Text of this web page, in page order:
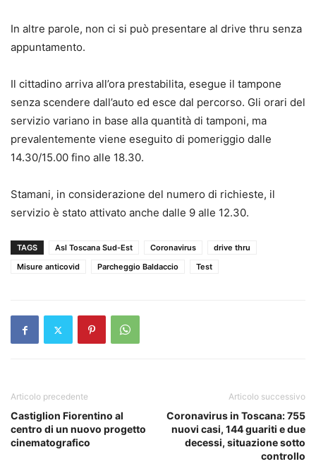
In altre parole, non ci si può presentare al drive thru senza
appuntamento.
Il cittadino arriva all’ora prestabilita, esegue il tampone
senza scendere dall’auto ed esce dal percorso. Gli orari del
servizio variano in base alla quantità di tamponi, ma
prevalentemente viene eseguito di pomeriggio dalle
14.30/15.00 fino alle 18.30.
Stamani, in considerazione del numero di richieste, il
servizio è stato attivato anche dalle 9 alle 12.30.
TAGS Asl Toscana Sud-Est Coronavirus
drive thru
Misure anticovid
Parcheggio Baldaccio Test
Articolo precedente
Castiglion Fiorentino al
centro di un nuovo progetto
cinematografico
Articolo successivo
Coronavirus in Toscana: 755
nuovi casi, 144 guariti e due
decessi, situazione sotto
controllo